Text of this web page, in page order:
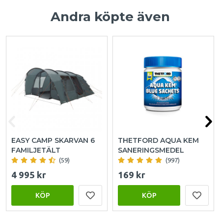
Andra köpte även
EASY CAMP SKARVAN 6
FAMILJETÄLT
(59)
4 995 kr
KÖP
THETFORD AQUA KEM
SANERINGSMEDEL
(997)
169 kr
KÖP